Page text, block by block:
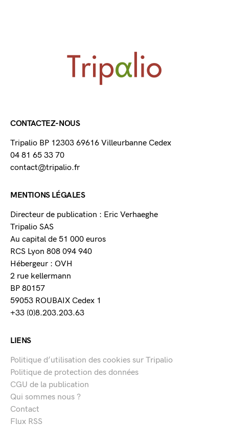
CONTACTEZ-NOUS
Tripalio BP 12303 69616 Villeurbanne Cedex
04 81 65 33 70
contact@tripalio.fr
MENTIONS LÉGALES
Directeur de publication : Eric Verhaeghe
Tripalio SAS
Au capital de 51 000 euros
RCS Lyon 808 094 940
Hébergeur : OVH
2 rue kellermann
BP 80157
59053 ROUBAIX Cedex 1
+33 (0)8.203.203.63
LIENS
Politique d’utilisation des cookies sur Tripalio
Politique de protection des données
CGU de la publication
Qui sommes nous ?
Contact
Flux RSS